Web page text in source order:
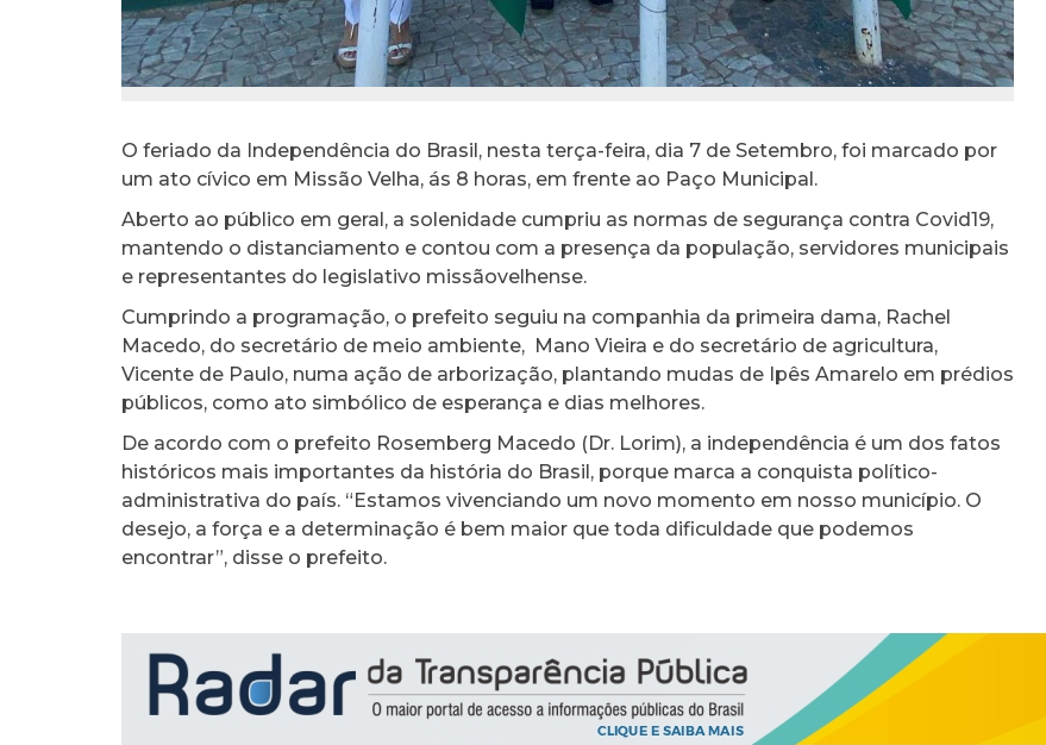
O feriado da Independência do Brasil, nesta terça-feira, dia 7 de Setembro, foi marcado por
um ato cívico em Missão Velha, ás 8 horas, em frente ao Paço Municipal.
Aberto ao público em geral, a solenidade cumpriu as normas de segurança contra Covid19,
mantendo o distanciamento e contou com a presença da população, servidores municipais
e representantes do legislativo missãovelhense.
Cumprindo a programação, o prefeito seguiu na companhia da primeira dama, Rachel
Macedo, do secretário de meio ambiente, Mano Vieira e do secretário de agricultura,
Vicente de Paulo, numa ação de arborização, plantando mudas de Ipês Amarelo em prédios
públicos, como ato simbólico de esperança e dias melhores.
De acordo com o prefeito Rosemberg Macedo (Dr. Lorim), a independência é um dos fatos
históricos mais importantes da história do Brasil, porque marca a conquista político-
administrativa do país. “Estamos vivenciando um novo momento em nosso município. O
desejo, a força e a determinação é bem maior que toda dificuldade que podemos
encontrar”, disse o prefeito.